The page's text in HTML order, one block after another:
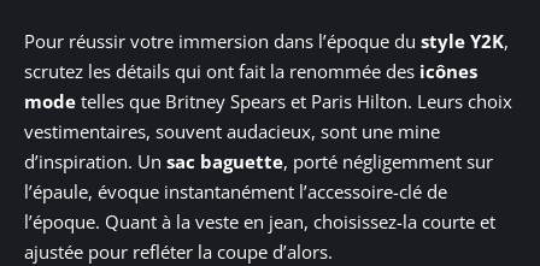
Pour réussir votre immersion dans l’époque du style Y2K,
scrutez les détails qui ont fait la renommée des icônes
mode telles que Britney Spears et Paris Hilton. Leurs choix
vestimentaires, souvent audacieux, sont une mine
d’inspiration. Un sac baguette, porté négligemment sur
l’épaule, évoque instantanément l’accessoire-clé de
l’époque. Quant à la veste en jean, choisissez-la courte et
ajustée pour refléter la coupe d’alors.